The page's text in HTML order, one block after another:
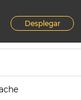
Desplegar